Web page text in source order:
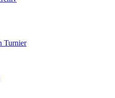
Turnier